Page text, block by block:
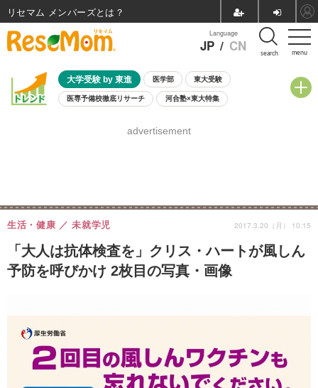
menu
Language
JP / CN search
大学受験 by 東進 医学部 東大受験
医専予備校徹底リサーチ 河合塾×東大特集
8月開催学校説明会・相談会
advertisement
「大人は抗体検査を」クリス・ハートが風しん
予防を呼びかけ 2枚目の写真・画像
生活・健康 未就学児 2017.3.20（月） 10:15
リセマム メンバーズ